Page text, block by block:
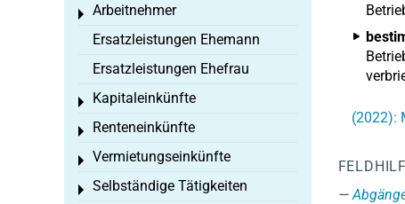
(2022):
Arbeitnehmer
Toggle menu
Ersatzleistungen Ehemann
Ersatzleistungen Ehefrau
Kapitaleinkünfte
Toggle menu
Renteneinkünfte
Toggle menu
Vermietungseinkünfte
Toggle menu
Selbständige Tätigkeiten
Toggle menu